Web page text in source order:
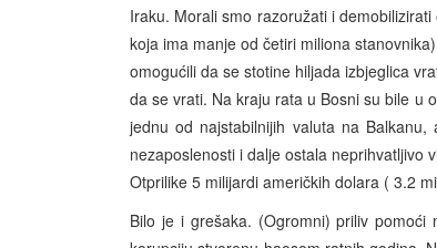
Iraku. Morali smo razoružati i
koja ima manje od četiri miliona
omogućili da se stotine hiljada izbjeglica
da se vrati. Na kraju rata u Bosni su bile u
jednu od najstabilnijih valuta na
nezaposlenosti i dalje ostala neprihvatljivo
Otprilike 5 milijardi američkih dolara ( 3.2
Bilo je i grešaka. (Ogromni) priliv